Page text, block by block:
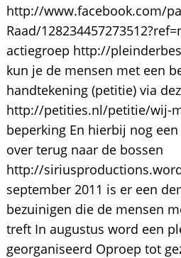
http://www.facebook.com/
Raad/
actiegroep http://
kun je de mensen met een
handtekening (petitie) via
http://petities.nl/petitie/wij-
beperking En hierbij nog
over terug naar de bossen
http://
september 2011 is er een
bezuinigen die de mensen
treft In augustus word een
georganiseerd Oproep tot